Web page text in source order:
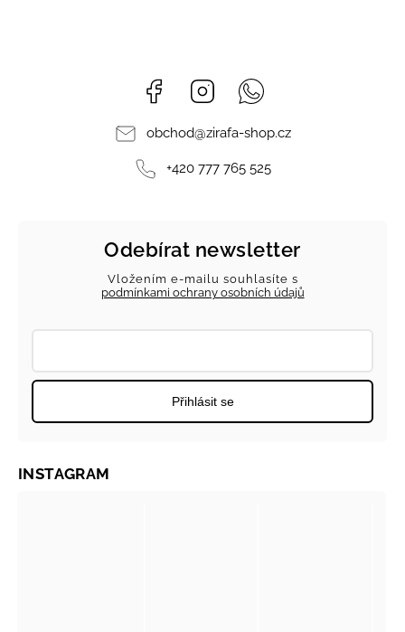
Facebook Instagram
obchod@zirafa-shop.cz
+420 777 765 525
Odebírat newsletter
Vložením e-mailu souhlasíte s
podmínkami ochrany osobních údajů
Přihlásit se
INSTAGRAM